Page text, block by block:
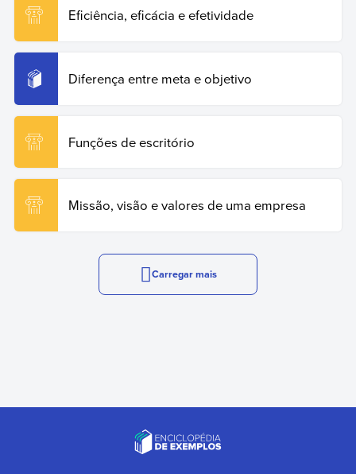
Eficiência, eficácia e efetividade
Diferença entre meta e objetivo
Funções de escritório
Missão, visão e valores de uma empresa
Carregar mais